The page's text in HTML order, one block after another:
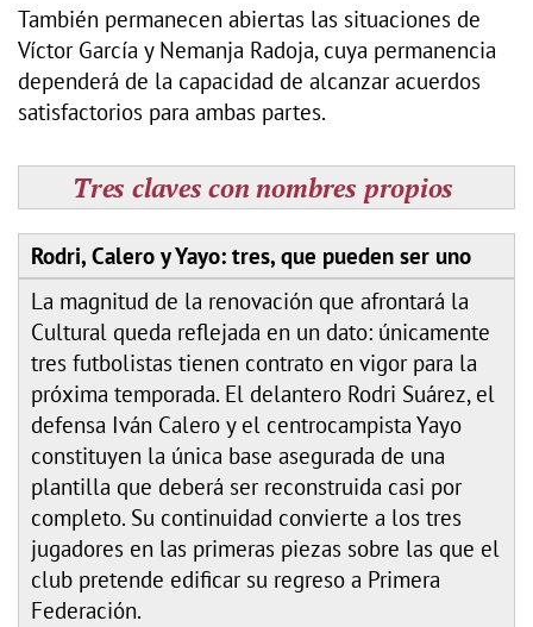
También permanecen abiertas las situaciones de
Víctor García y Nemanja Radoja, cuya permanencia
dependerá de la capacidad de alcanzar acuerdos
satisfactorios para ambas partes.
Tres claves con nombres propios
Rodri, Calero y Yayo: tres, que pueden ser uno
La magnitud de la renovación que afrontará la
Cultural queda reflejada en un dato: únicamente
tres futbolistas tienen contrato en vigor para la
próxima temporada. El delantero Rodri Suárez, el
defensa Iván Calero y el centrocampista Yayo
constituyen la única base asegurada de una
plantilla que deberá ser reconstruida casi por
completo. Su continuidad convierte a los tres
jugadores en las primeras piezas sobre las que el
club pretende edificar su regreso a Primera
Federación.